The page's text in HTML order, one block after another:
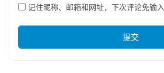
记住昵称、邮箱和网址，下次评论免输入
提交